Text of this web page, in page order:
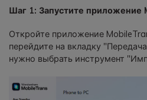
Шаг 1: Запустите приложение
Откройте приложение
перейдите на вкладку
нужно выбрать инструмент